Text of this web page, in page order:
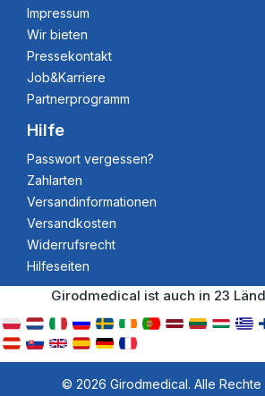
Impressum
Wir bieten
Pressekontakt
Job&Karriere
Partnerprogramm
Hilfe
Passwort vergessen?
Zahlarten
Versandinformationen
Versandkosten
Widerrufsrecht
Hilfeseiten
Girodmedical ist auch in 23
© 2026 Girodmedical. Alle